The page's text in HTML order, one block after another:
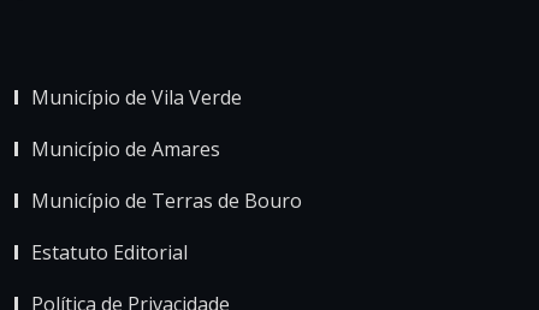
Município de Vila Verde
Município de Amares
Município de Terras de Bouro
Estatuto Editorial
Política de Privacidade